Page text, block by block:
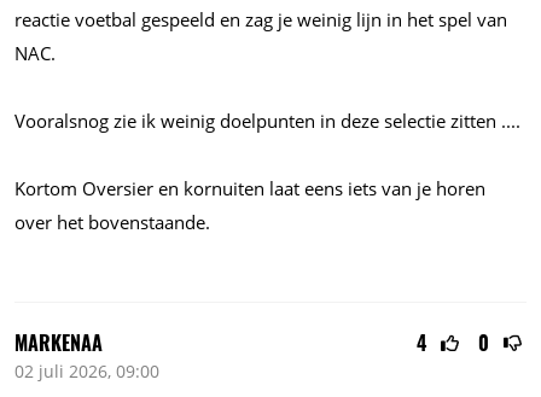
reactie voetbal gespeeld en zag je weinig lijn in het spel van
NAC.
Vooralsnog zie ik weinig doelpunten in deze selectie zitten ....
Kortom Oversier en kornuiten laat eens iets van je horen
over het bovenstaande.
4 0
MARKENAA
02 juli 2026, 09:00